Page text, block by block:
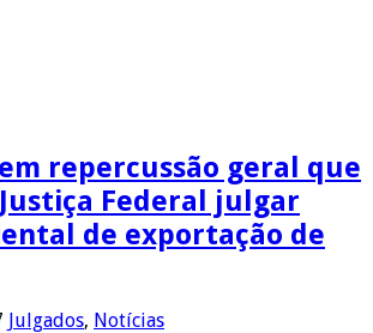
repercussão geral que
Federal julgar
de exportação de
Julgados, Notícias